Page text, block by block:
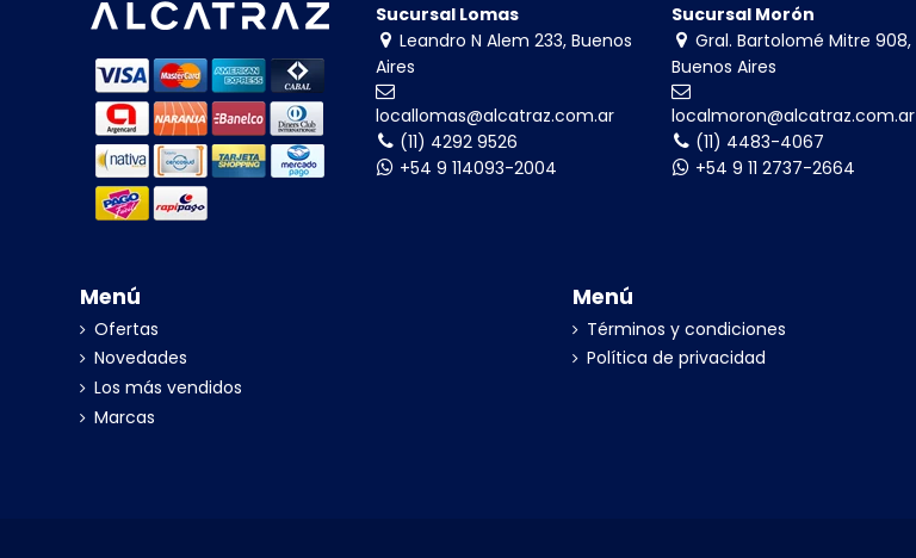
Sucursal Lomas
Leandro N Alem 233, Buenos
Aires
locallomas@alcatraz.com.ar
(11) 4292 9526
+54 9 114093-2004
Sucursal Morón
Gral. Bartolomé Mitre 908,
Buenos Aires
localmoron@alcatraz.com.ar
(11) 4483-4067
+54 9 11 2737-2664
Menú
Ofertas
Novedades
Los más vendidos
Marcas
Menú
Términos y condiciones
Política de privacidad